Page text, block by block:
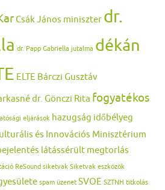
Csák János miniszter dr.
dr. Papp Gabriella jutalma dékán
ELTE Bárczi Gusztáv
dr. Gönczi Rita fogyatékos
eljárások hazugság időbélyeg
és Innovációs Minisztérium
látássérült megtorlás
ReSound siketvak Siketvak eszközök
spam üzenet SVOE SZTNH titkolás